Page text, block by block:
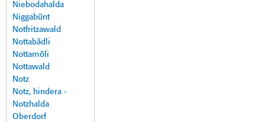
Niebodahalda
Niggabünt
Notfritzawald
Nottabädli
Nottamöli
Nottawald
Notz
Notz, hindera -
Notzhalda
Oberdorf